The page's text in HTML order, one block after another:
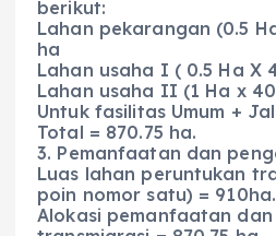
berikut:
Lahan pekarangan (0.5
ha
Lahan usaha I ( 0.5 Ha X
Lahan usaha II (1 Ha x
Untuk fasilitas Umum +
Total = 870.75 ha.
3. Pemanfaatan dan
Luas lahan peruntukan
poin nomor satu) = 910ha.
Alokasi pemanfaatan